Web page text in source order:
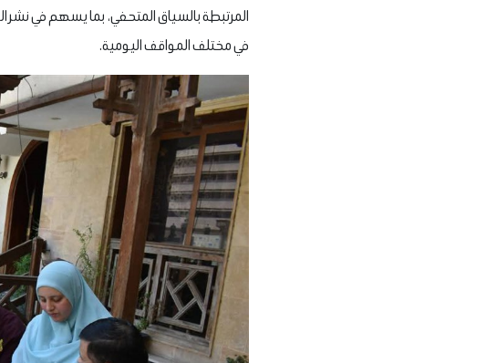
المرتبطة بالسياق المتحفي، بما يسهم في
في مختلف المواقف اليومية.